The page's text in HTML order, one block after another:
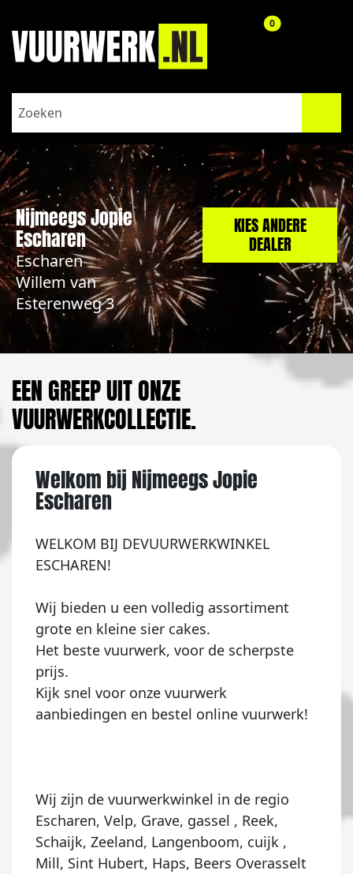
0aantal
Nijmeegs Jopie
Escharen
Escharen
Willem van
Esterenweg 3
KIES ANDERE
DEALER
EEN GREEP UIT ONZE
VUURWERKCOLLECTIE.
Welkom bij Nijmeegs Jopie
Escharen
WELKOM BIJ DEVUURWERKWINKEL
ESCHAREN!
Wij bieden u een volledig assortiment
grote en kleine sier cakes.
Het beste vuurwerk, voor de scherpste
prijs.
Kijk snel voor onze vuurwerk
aanbiedingen en bestel online vuurwerk!
Wij zijn de vuurwerkwinkel in de regio
Escharen, Velp, Grave, gassel , Reek,
Schaijk, Zeeland, Langenboom, cuijk ,
Mill, Sint Hubert, Haps, Beers Overasselt